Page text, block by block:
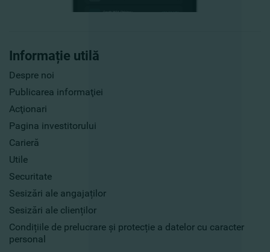
Informație utilă
Despre noi
Publicarea informaţiei
Acţionari
Pagina investitorului
Carieră
Utile
Securitate
Sesizări ale angajaților
Sesizări ale clienților
Condițiile de prelucrare și protecție a datelor cu caracter
personal